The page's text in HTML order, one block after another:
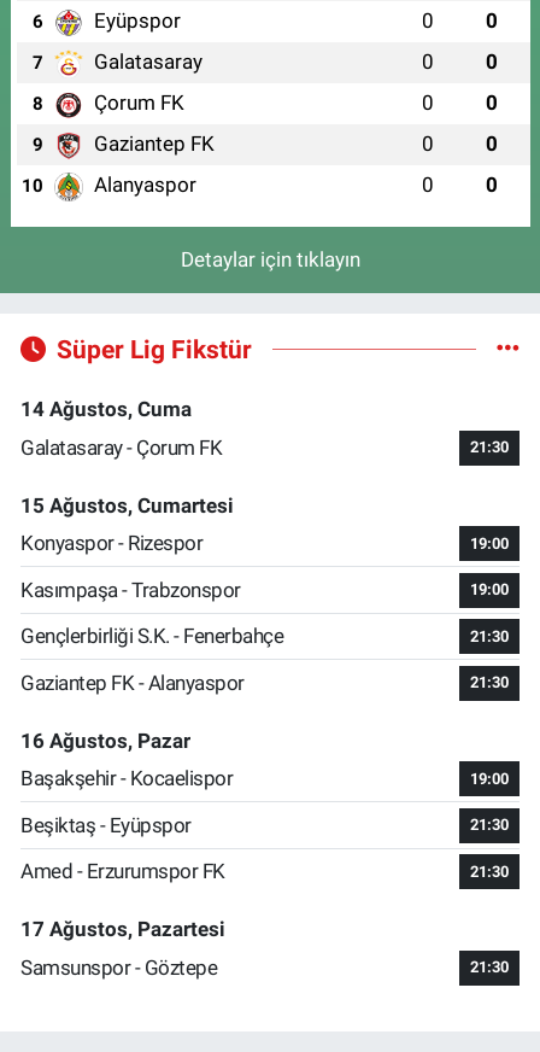
6 Eyüpspor 0 0
7 Galatasaray 0 0
8 Çorum FK 0 0
9 Gaziantep FK 0 0
10 Alanyaspor 0 0
Detaylar için tıklayın
Süper Lig Fikstür
14 Ağustos, Cuma
Galatasaray - Çorum FK
21:30
15 Ağustos, Cumartesi
Konyaspor - Rizespor
19:00
Kasımpaşa - Trabzonspor 19:00
Gençlerbirliği S.K. - Fenerbahçe 21:30
Gaziantep FK - Alanyaspor 21:30
16 Ağustos, Pazar
Başakşehir - Kocaelispor
19:00
Beşiktaş - Eyüpspor 21:30
Amed - Erzurumspor FK 21:30
17 Ağustos, Pazartesi
Samsunspor - Göztepe
21:30